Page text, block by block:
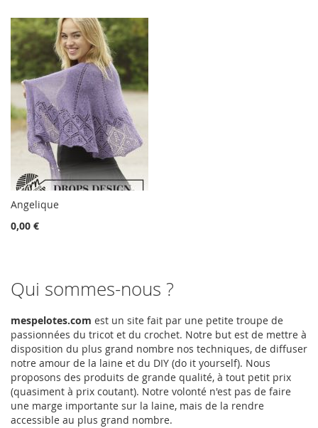
Angelique
0,00 €
Qui sommes-nous ?
mespelotes.com est un site fait par une petite troupe de
passionnées du tricot et du crochet. Notre but est de mettre à
disposition du plus grand nombre nos techniques, de diffuser
notre amour de la laine et du DIY (do it yourself). Nous
proposons des produits de grande qualité, à tout petit prix
(quasiment à prix coutant). Notre volonté n'est pas de faire
une marge importante sur la laine, mais de la rendre
accessible au plus grand nombre.